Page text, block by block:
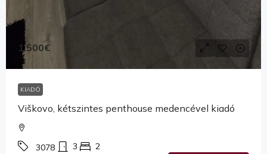
1,500€
KIADÓ
Viškovo, kétszintes penthouse medencével kiadó
3078 3 2